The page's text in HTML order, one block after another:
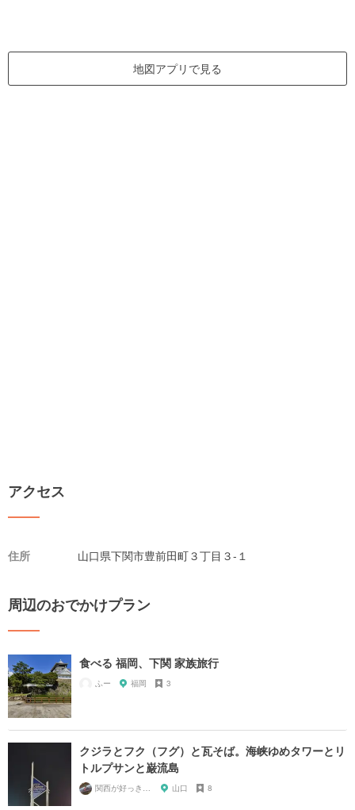
地図アプリで見る
アクセス
住所 山口県下関市豊前田町３丁目３-１
周辺のおでかけプラン
食べる 福岡、下関 家族旅行
ふー 福岡 3
クジラとフク（フグ）と瓦そば。海峡ゆめタワーとリ
トルプサンと巌流島
山口 8